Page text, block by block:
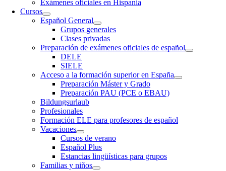
Exámenes oficiales en Hispania
Cursos
Español General
Grupos generales
Clases privadas
Preparación de exámenes oficiales de español
DELE
SIELE
Acceso a la formación superior en España
Preparación Máster y Grado
Preparación PAU (PCE o EBAU)
Bildungsurlaub
Profesionales
Formación ELE para profesores de español
Vacaciones
Cursos de verano
Español Plus
Estancias lingüísticas para grupos
Familias y niños